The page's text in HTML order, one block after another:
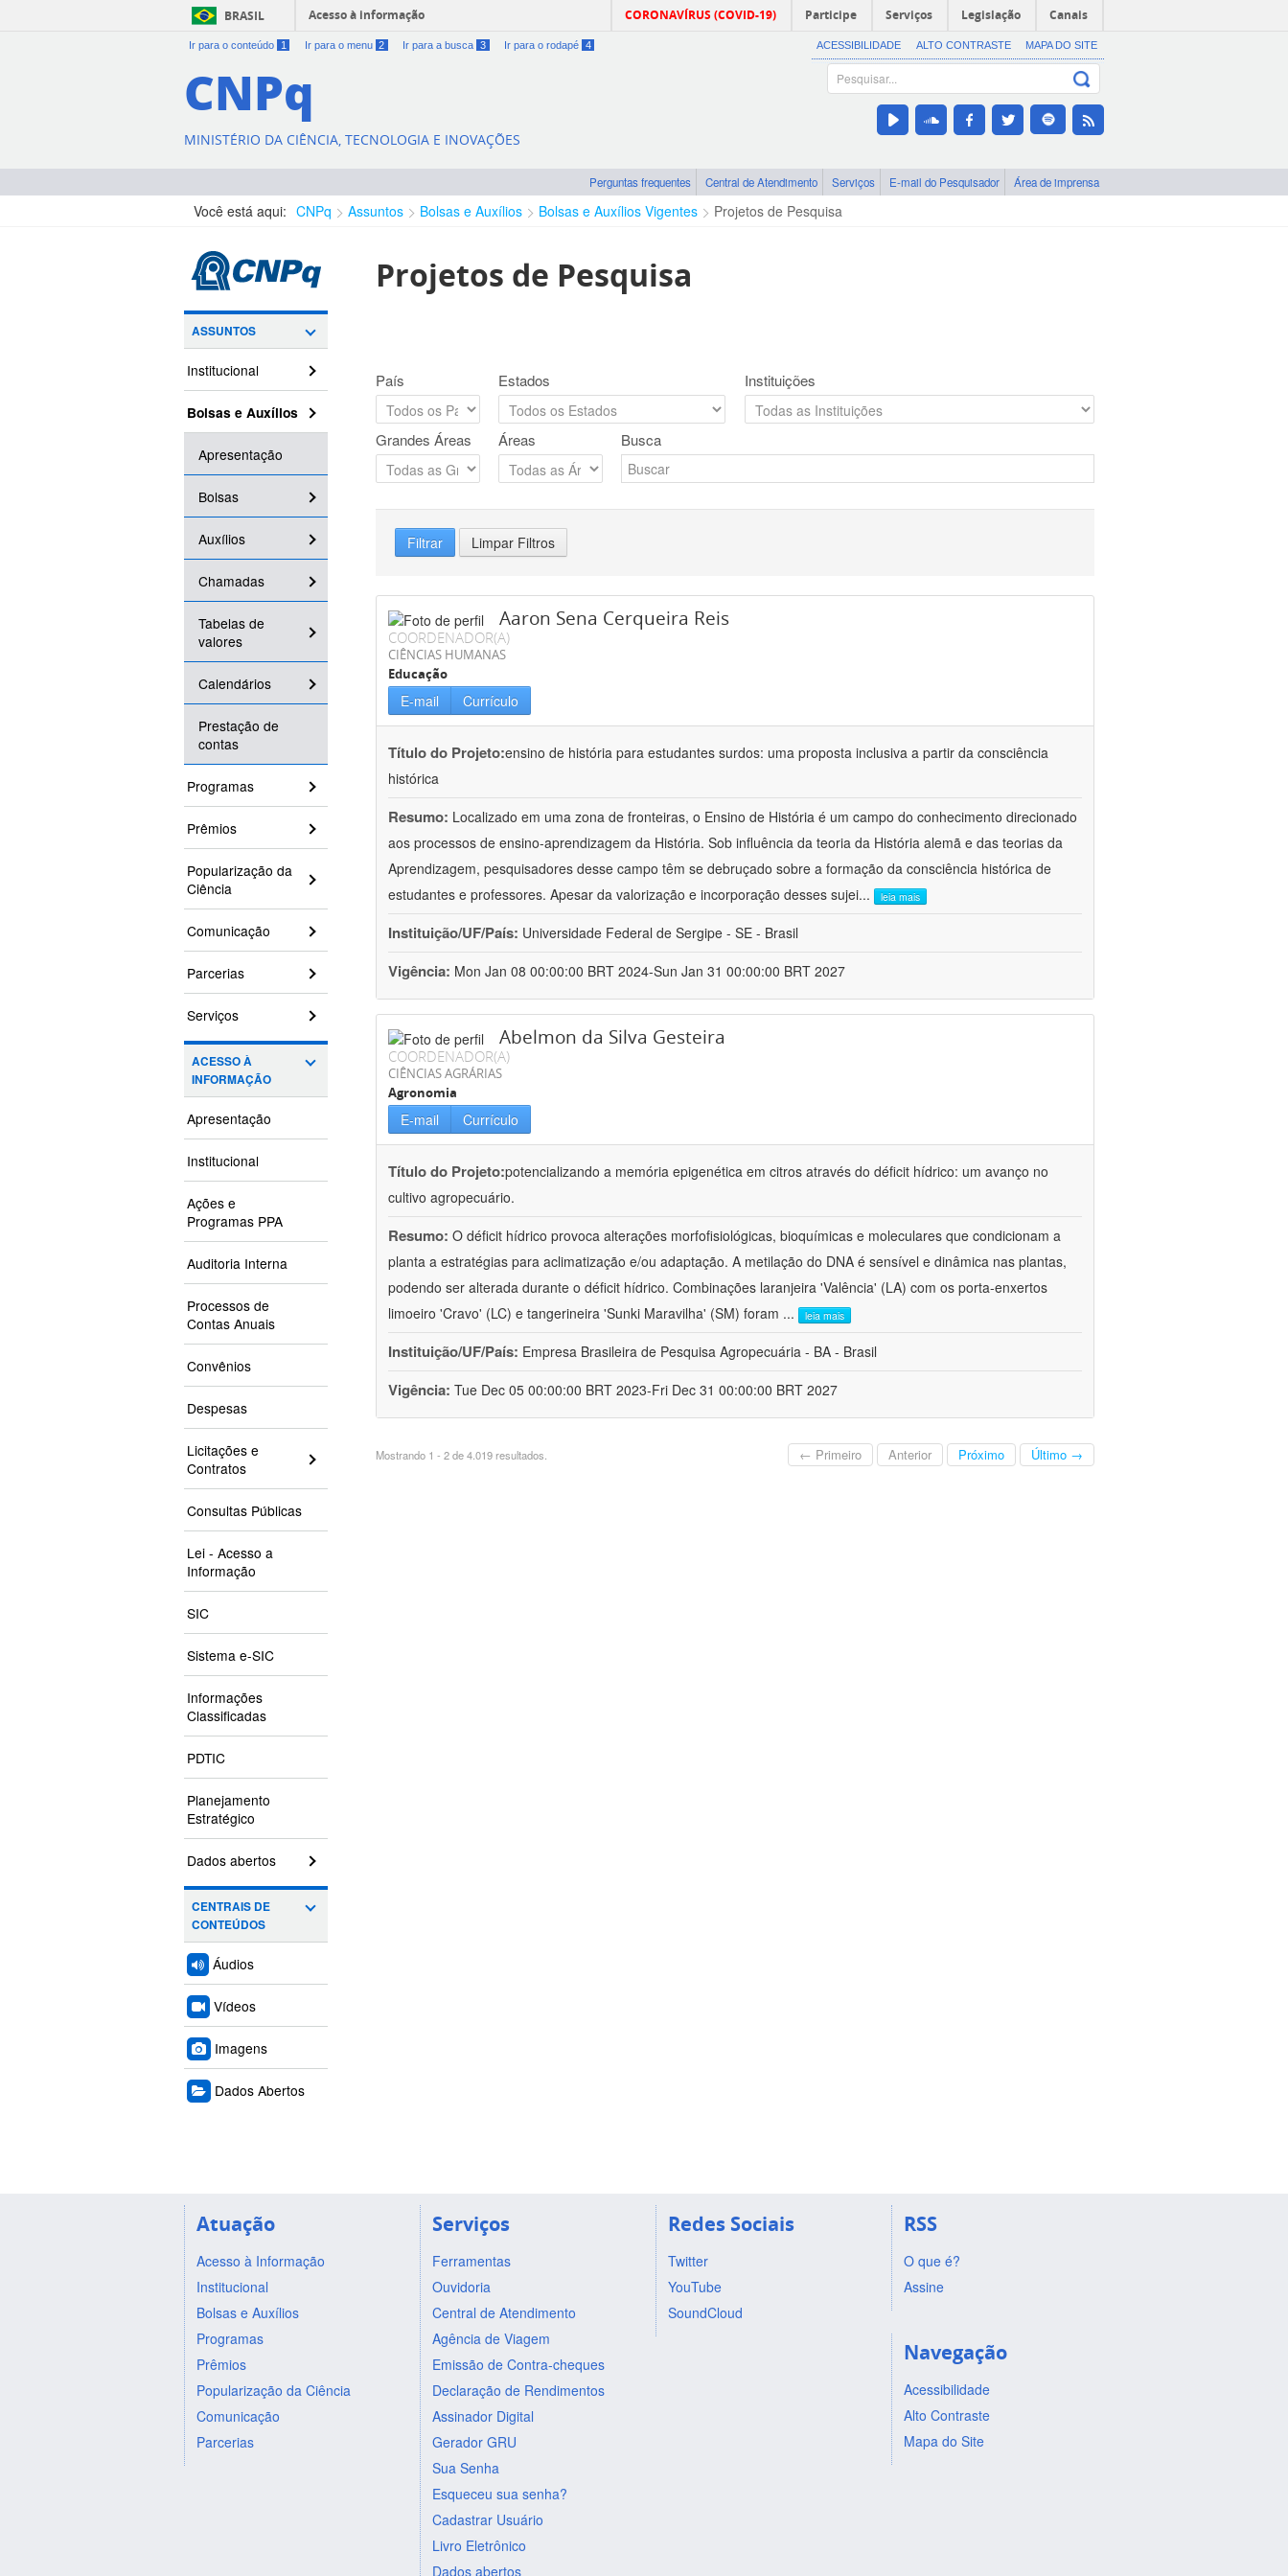
BRASIL Acesso à informação CORONAVÍRUS (COVID-19) Participe Serviços Legislação Canais
Ir para o conteúdo 1 Ir para o menu 2 Ir para a busca 3 Ir para o rodapé 4 ACESSIBILIDADE ALTO CONTRASTE MAPA DO SITE
CNPq
MINISTÉRIO DA CIÊNCIA, TECNOLOGIA E INOVAÇÕES
Perguntas frequentes Central de Atendimento Serviços E-mail do Pesquisador Área de imprensa
Você está aqui: CNPq Assuntos Bolsas e Auxílios Bolsas e Auxílios Vigentes Projetos de Pesquisa
ASSUNTOS
Institucional
Bolsas e Auxílios
Apresentação
Bolsas
Auxílios
Chamadas
Tabelas de
valores
Calendários
Prestação de
contas
Programas
Prêmios
Popularização da
Ciência
Comunicação
Parcerias
Serviços
ACESSO À
INFORMAÇÃO
Apresentação
Institucional
Ações e
Programas PPA
Auditoria Interna
Processos de
Contas Anuais
Convênios
Despesas
Licitações e
Contratos
Consultas Públicas
Lei - Acesso a
Informação
SIC
Sistema e-SIC
Informações
Classificadas
PDTIC
Planejamento
Estratégico
Dados abertos
CENTRAIS DE
CONTEÚDOS
Áudios
Vídeos
Imagens
Dados Abertos
Projetos de Pesquisa
País Estados Instituições
Grandes Áreas Áreas Busca
Filtrar Limpar Filtros
Aaron Sena Cerqueira Reis
COORDENADOR(A)
CIÊNCIAS HUMANAS
Educação
E-mail Currículo
Título do Projeto:ensino de história para estudantes surdos: uma proposta inclusiva a partir da consciência
histórica
Resumo: Localizado em uma zona de fronteiras, o Ensino de História é um campo do conhecimento direcionado
aos processos de ensino-aprendizagem da História. Sob influência da teoria da História alemã e das teorias da
Aprendizagem, pesquisadores desse campo têm se debruçado sobre a formação da consciência histórica de
estudantes e professores. Apesar da valorização e incorporação desses sujei... leia mais
Instituição/UF/País: Universidade Federal de Sergipe - SE - Brasil
Vigência: Mon Jan 08 00:00:00 BRT 2024-Sun Jan 31 00:00:00 BRT 2027
Abelmon da Silva Gesteira
COORDENADOR(A)
CIÊNCIAS AGRÁRIAS
Agronomia
E-mail Currículo
Título do Projeto:potencializando a memória epigenética em citros através do déficit hídrico: um avanço no
cultivo agropecuário.
Resumo: O déficit hídrico provoca alterações morfofisiológicas, bioquímicas e moleculares que condicionam a
planta a estratégias para aclimatização e/ou adaptação. A metilação do DNA é sensível e dinâmica nas plantas,
podendo ser alterada durante o déficit hídrico. Combinações laranjeira 'Valência' (LA) com os porta-enxertos
limoeiro 'Cravo' (LC) e tangerineira 'Sunki Maravilha' (SM) foram ... leia mais
Instituição/UF/País: Empresa Brasileira de Pesquisa Agropecuária - BA - Brasil
Vigência: Tue Dec 05 00:00:00 BRT 2023-Fri Dec 31 00:00:00 BRT 2027
Mostrando 1 - 2 de 4.019 resultados. ← Primeiro Anterior Próximo Último →
Atuação
Acesso à Informação
Institucional
Bolsas e Auxílios
Programas
Prêmios
Popularização da Ciência
Comunicação
Parcerias
Serviços
Ferramentas
Ouvidoria
Central de Atendimento
Agência de Viagem
Emissão de Contra-cheques
Declaração de Rendimentos
Assinador Digital
Gerador GRU
Sua Senha
Esqueceu sua senha?
Cadastrar Usuário
Livro Eletrônico
Dados abertos
Redes Sociais
Twitter
YouTube
SoundCloud
RSS
O que é?
Assine
Navegação
Acessibilidade
Alto Contraste
Mapa do Site